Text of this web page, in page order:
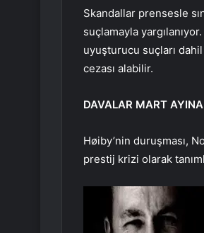
Skandallar prensesle
suçlamayla
uyuşturucu suçları
cezası alabilir.
DAVALAR MART
Høiby’nin duruşması,
prestij krizi olarak